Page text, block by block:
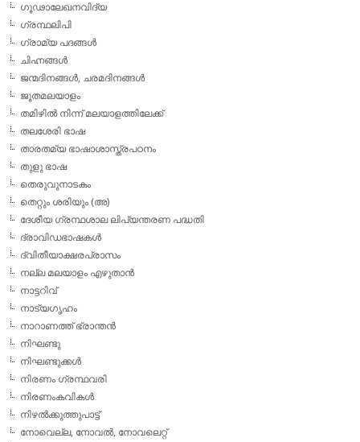
ഗൂഢാലേഖനവിദ്യ
ഗ്രന്ഥലിപി
ഗ്രാമ്യ പദങ്ങള്‍
ചിഹ്നങ്ങള്‍
ജന്മദിനങ്ങള്‍, ചരമദിനങ്ങള്‍
ജൂതമലയാളം
തമിഴില്‍ നിന്ന് മലയാളത്തിലേക്ക്
തലശേരി ഭാഷ
താരതമ്യ ഭാഷാശാസ്ത്രപഠനം
തുളു ഭാഷ
തെരുവുനാടകം
തെറ്റും ശരിയും (അ)
ദേശീയ ഗ്രന്ഥശാല ലിപ്യന്തരണ പദ്ധതി
ദ്രാവിഡഭാഷകള്‍
ദ്വിതീയാക്ഷരപ്രാസം
നല്ല മലയാളം എഴുതാന്‍
നാട്ടറിവ്
നാട്യഗൃഹം
നാറാണത്ത് ഭ്രാന്തന്‍
നിഘണ്ടു
നിഘണ്ടുക്കള്‍
നിരണം ഗ്രന്ഥവരി
നിരണംകവികള്‍
നിഴല്‍ക്കുത്തുപാട്ട്
നോവെല്ല, നോവല്‍, നോവലെറ്റ്